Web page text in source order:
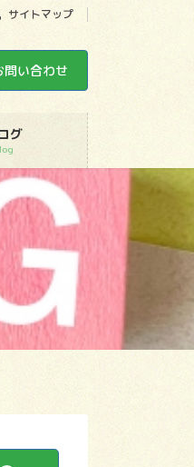
サイトマップ
問い合わせ
グ